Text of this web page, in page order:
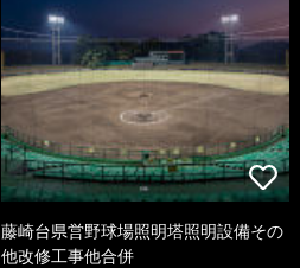
藤崎台県営野球場照明塔照明設備その
他改修工事他合併